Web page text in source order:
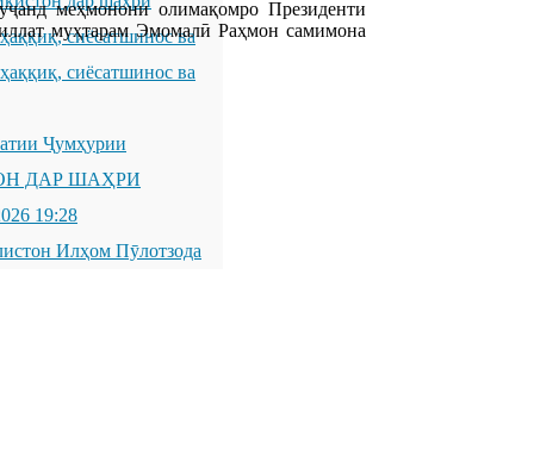
сиёсатшинос ва
сиёсатшинос ва
Ҷумҳурии
ДАР ШАҲРИ
19:28
Илҳом Пӯлотзода
меҳмонони олимақомро Президенти
муҳтарам Эмомалӣ Раҳмон самимона